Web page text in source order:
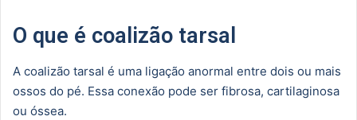
O que é coalizão tarsal
A coalizão tarsal é uma ligação anormal entre dois ou mais
ossos do pé. Essa conexão pode ser fibrosa, cartilaginosa
ou óssea.